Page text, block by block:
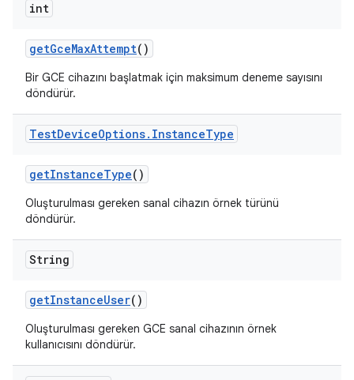
int
getGceMaxAttempt()
Bir GCE cihazını başlatmak için maksimum deneme sayısını
döndürür.
TestDeviceOptions. InstanceType
getInstanceType()
Oluşturulması gereken sanal cihazın örnek türünü
döndürür.
String
getInstanceUser()
Oluşturulması gereken GCE sanal cihazının örnek
kullanıcısını döndürür.